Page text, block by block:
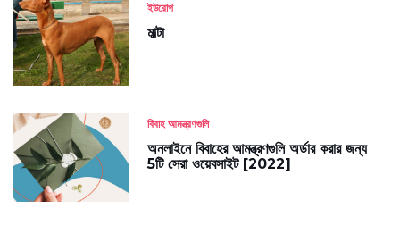
ইউরোপ
মাল্টা
বিবাহ আমন্ত্রণগুলি
অনলাইনে বিবাহের আমন্ত্রণগুলি অর্ডার করার জন্য
5টি সেরা ওয়েবসাইট [2022]